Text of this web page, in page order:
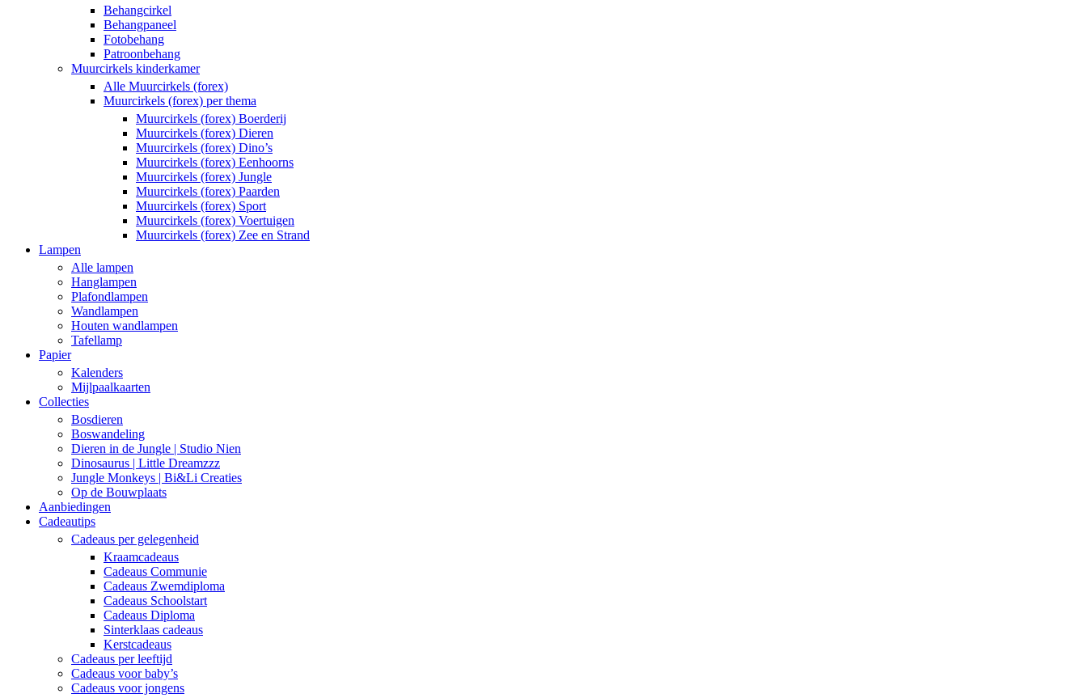
Behangcirkel
Behangpaneel
Fotobehang
Patroonbehang
Muurcirkels kinderkamer
Alle Muurcirkels (forex)
Muurcirkels (forex) per thema
Muurcirkels (forex) Boerderij
Muurcirkels (forex) Dieren
Muurcirkels (forex) Dino’s
Muurcirkels (forex) Eenhoorns
Muurcirkels (forex) Jungle
Muurcirkels (forex) Paarden
Muurcirkels (forex) Sport
Muurcirkels (forex) Voertuigen
Muurcirkels (forex) Zee en Strand
Lampen
Alle lampen
Hanglampen
Plafondlampen
Wandlampen
Houten wandlampen
Tafellamp
Papier
Kalenders
Mijlpaalkaarten
Collecties
Bosdieren
Boswandeling
Dieren in de Jungle | Studio Nien
Dinosaurus | Little Dreamzzz
Jungle Monkeys | Bi&Li Creaties
Op de Bouwplaats
Aanbiedingen
Cadeautips
Cadeaus per gelegenheid
Kraamcadeaus
Cadeaus Communie
Cadeaus Zwemdiploma
Cadeaus Schoolstart
Cadeaus Diploma
Sinterklaas cadeaus
Kerstcadeaus
Cadeaus per leeftijd
Cadeaus voor baby’s
Cadeaus voor jongens